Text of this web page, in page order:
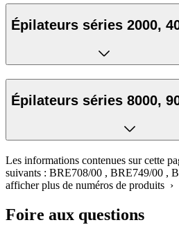
Épilateurs séries 2000,
Épilateurs séries 8000,
Les informations contenues sur cette
suivants : BRE708/00 , BRE749/00 ,
afficher plus de numéros de produits ›
Foire aux questions